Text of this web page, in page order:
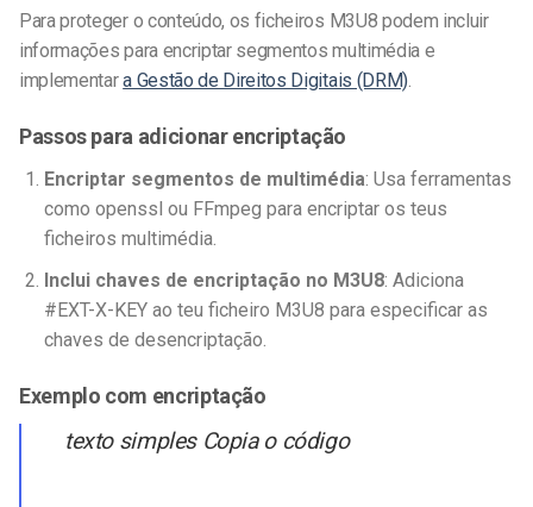
Para proteger o conteúdo, os ficheiros M3U8 podem incluir
informações para encriptar segmentos multimédia e
implementara Gestão de Direitos Digitais (DRM).
Passos para adicionar encriptação
Encriptar segmentos de multimédia: Usa ferramentas
como openssl ou FFmpeg para encriptar os teus
ficheiros multimédia.
Inclui chaves de encriptação no M3U8: Adiciona
#EXT-X-KEYao teu ficheiro M3U8 para especificar as
chaves de desencriptação.
Exemplo com encriptação
texto simples Copia o código